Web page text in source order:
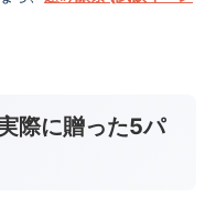
際に贈った5パ